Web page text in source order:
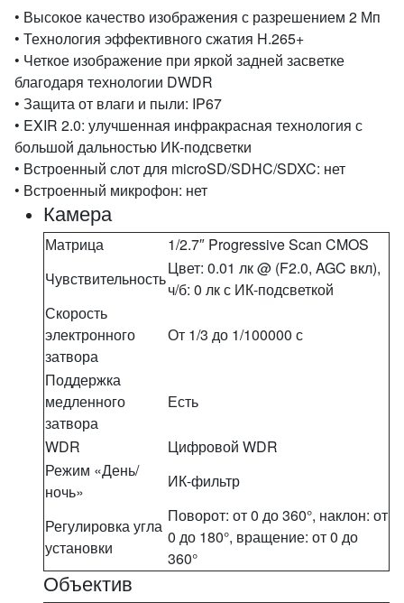
• Высокое качество изображения с разрешением 2 Мп
• Технология эффективного сжатия H.265+
• Четкое изображение при яркой задней засветке
благодаря технологии DWDR
• Защита от влаги и пыли: IP67
• EXIR 2.0: улучшенная инфракрасная технология с
большой дальностью ИК-подсветки
• Встроенный слот для microSD/SDHC/SDXC: нет
• Встроенный микрофон: нет
Камера
Матрица
1/2.7″ Progressive Scan CMOS
Чувствительность
Цвет: 0.01 лк @ (F2.0, AGC вкл),
ч/б: 0 лк с ИК-подсветкой
Скорость
электронного
затвора
От 1/3 до 1/100000 с
Поддержка
медленного
затвора
Есть
WDR
Цифровой WDR
Режим «День/
ночь»
ИК-фильтр
Регулировка угла
установки
Поворот: от 0 до 360°, наклон: от
0 до 180°, вращение: от 0 до
360°
Объектив